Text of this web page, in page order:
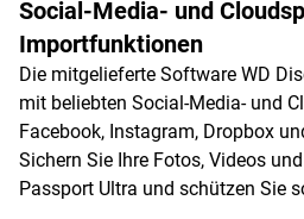
Social-Media- und
Importfunktionen
Die mitgelieferte Software WD
mit beliebten Social-Media- und
Facebook, Instagram, Dropbox
Sichern Sie Ihre Fotos, Videos
Passport Ultra und schützen Sie